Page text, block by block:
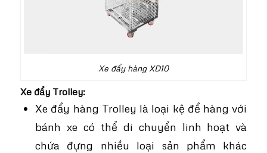
Xe đẩy hàng XD10
Xe đẩy Trolley:
Xe đẩy hàng Trolley là loại kệ để hàng với
bánh xe có thể di chuyển linh hoạt và
chứa đựng nhiều loại sản phẩm khác